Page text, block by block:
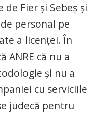
de Fier şi Sebeş şi
personal pe
a licenţei. În
ANRE că nu a
şi nu a
cu serviciile
judecă pentru